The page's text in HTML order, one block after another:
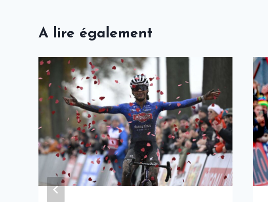
A lire également